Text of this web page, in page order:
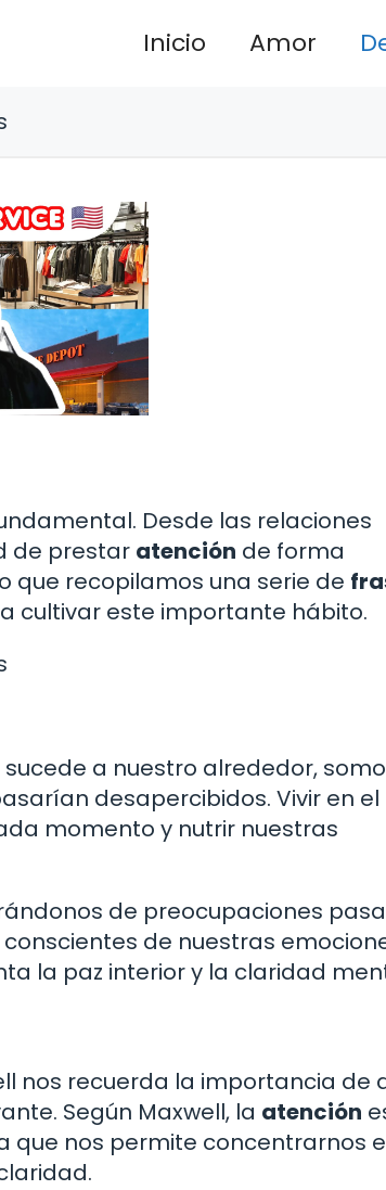
Inicio Amor
Desde las relaciones
de prestar atención de forma
que recopilamos una serie de
cultivar este importante hábito.
sucede a nuestro alrededor,
desapercibidos. Vivir en el
momento y nutrir nuestras
de preocupaciones
de nuestras
la paz interior y la claridad
nos recuerda la importancia de
Según Maxwell, la atención
que nos permite concentrarnos